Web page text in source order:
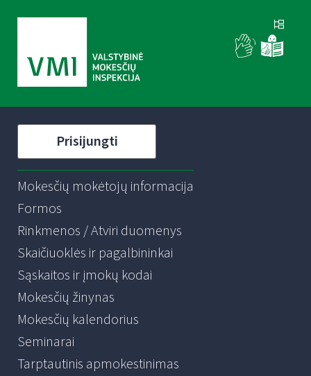
Prisijungti
Mokesčių mokėtojų informacija
Formos
Rinkmenos / Atviri duomenys
Skaičiuoklės ir pagalbininkai
Sąskaitos ir įmokų kodai
Mokesčių žinynas
Mokesčių kalendorius
Seminarai
Tarptautinis apmokestinimas